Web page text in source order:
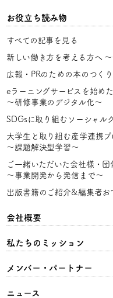
お役立ち読み物
すべての記事を見る
新しい働き方を考える方へ
広報・PRのための本のつく
eラーニングサービスを始め
〜研修事業のデジタル化〜
SDGsに取り組むソーシャル
大学生と取り組む産学連携プ
〜課題解決型学習〜
ご一緒いただいた会社様・
〜事業開発から発信まで〜
出版書籍のご紹介&編集者お
会社概要
私たちのミッション
メンバー・パートナー
ニュース